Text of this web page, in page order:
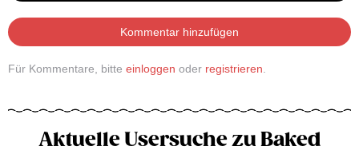
Kommentar hinzufügen
Für Kommentare, bitte einloggen oder registrieren
Aktuelle Usersuche zu Baked